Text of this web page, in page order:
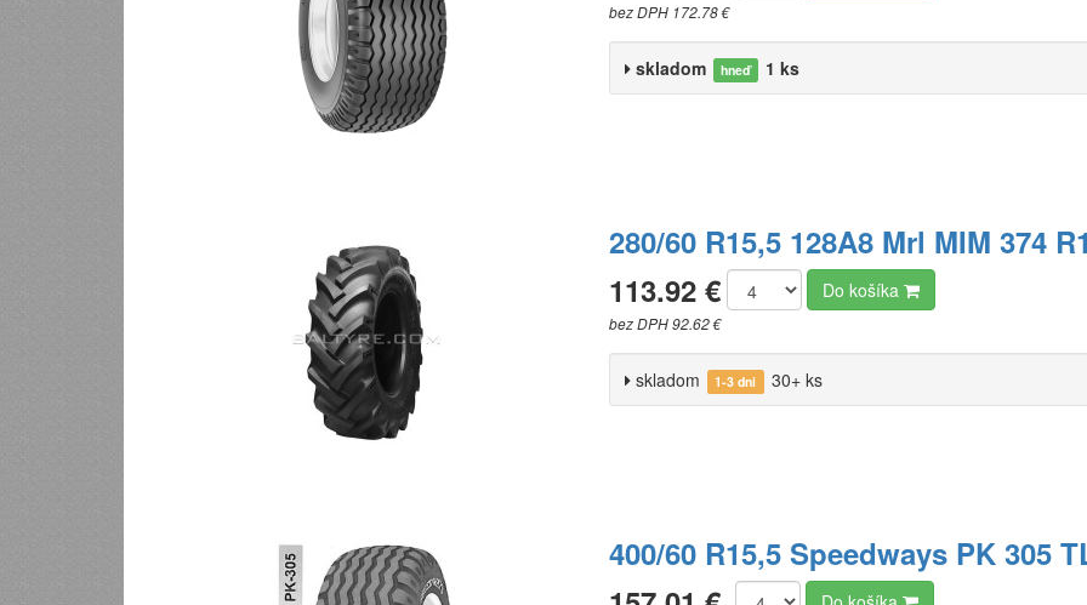
bez DPH 172.78 €
skladom hneď 1 ks
280/60 R15,5 128A8 Mrl MIM 374
113.92 €
bez DPH 92.62 €
Do košíka
skladom 1-3 dni 30+ ks
400/60 R15,5 Speedways PK 305